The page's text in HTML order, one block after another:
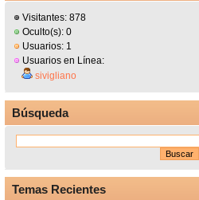
Visitantes: 878
Oculto(s): 0
Usuarios: 1
Usuarios en Línea:
sivigliano
Búsqueda
Temas Recientes